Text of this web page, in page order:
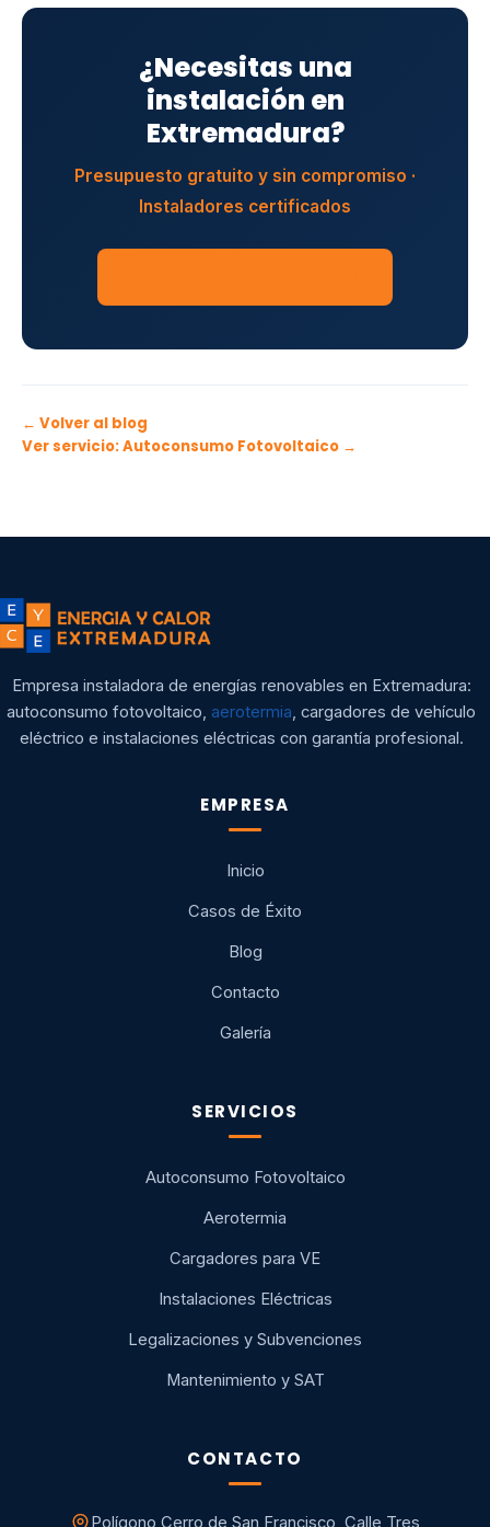
¿Necesitas una
instalación en
Extremadura?
Presupuesto gratuito y sin compromiso ·
Instaladores certificados
← Volver al blog
Ver servicio: Autoconsumo Fotovoltaico →
Empresa instaladora de energías renovables en Extremadura:
autoconsumo fotovoltaico,aerotermia, cargadores de vehículo
eléctrico e instalaciones eléctricas con garantía profesional.
EMPRESA
Inicio
Casos de Éxito
Blog
Contacto
Galería
SERVICIOS
Autoconsumo Fotovoltaico
Aerotermia
Cargadores para VE
Instalaciones Eléctricas
Legalizaciones y Subvenciones
Mantenimiento y SAT
CONTACTO
Polígono Cerro de San Francisco, Calle Tres